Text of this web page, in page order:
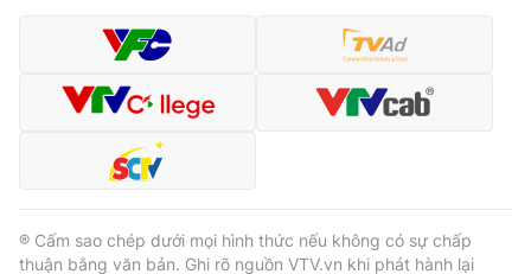
® Cấm sao chép dưới mọi hình thức nếu không có sự chấp
thuận bằng văn bản. Ghi rõ nguồn VTV.vn khi phát hành lại